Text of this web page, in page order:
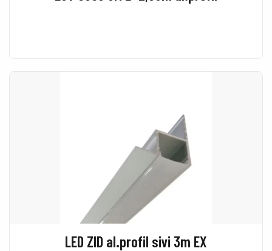
LED ZID al.profil sivi 3m EX